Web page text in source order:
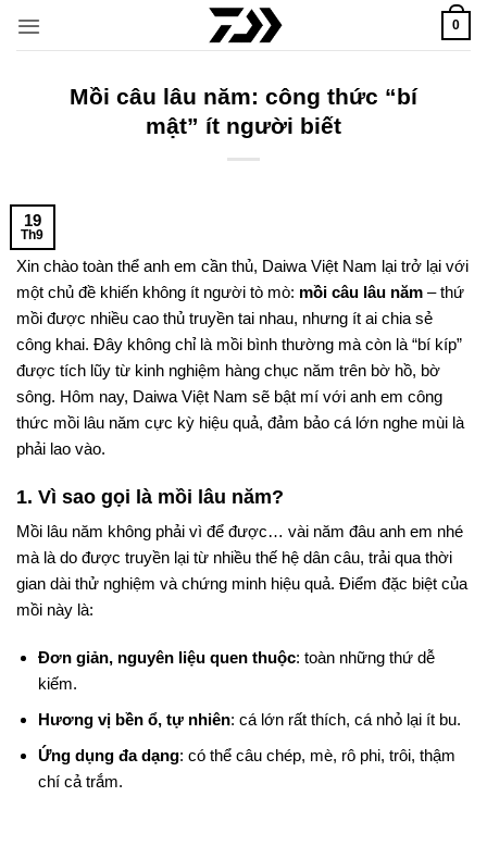
qua
0
Mồi câu lâu năm: công thức “bí
mật” ít người biết
19
Th9
Xin chào toàn thể anh em cần thủ, Daiwa Việt Nam lại trở lại với
một chủ đề khiến không ít người tò mò: mồi câu lâu năm – thứ
mồi được nhiều cao thủ truyền tai nhau, nhưng ít ai chia sẻ
công khai. Đây không chỉ là mồi bình thường mà còn là “bí kíp”
được tích lũy từ kinh nghiệm hàng chục năm trên bờ hồ, bờ
sông. Hôm nay, Daiwa Việt Nam sẽ bật mí với anh em công
thức mồi lâu năm cực kỳ hiệu quả, đảm bảo cá lớn nghe mùi là
phải lao vào.
1. Vì sao gọi là mồi lâu năm?
Mồi lâu năm không phải vì để được… vài năm đâu anh em nhé
mà là do được truyền lại từ nhiều thế hệ dân câu, trải qua thời
gian dài thử nghiệm và chứng minh hiệu quả. Điểm đặc biệt của
mồi này là:
Đơn giản, nguyên liệu quen thuộc: toàn những thứ dễ
kiếm.
Hương vị bền ổ, tự nhiên: cá lớn rất thích, cá nhỏ lại ít bu.
Ứng dụng đa dạng: có thể câu chép, mè, rô phi, trôi, thậm
chí cả trắm.